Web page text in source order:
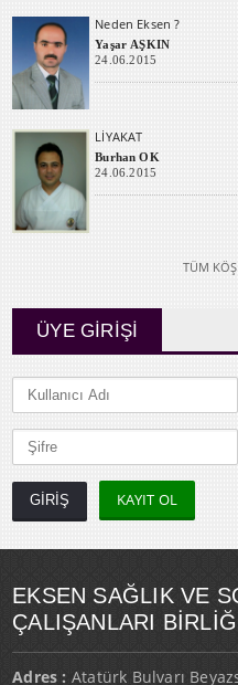
Neden Eksen ?
Yaşar AŞKIN
24.06.2015
LİYAKAT
Burhan OK
24.06.2015
TÜM
ÜYE GİRİŞİ
KAYIT OL
EKSEN SAĞLIK VE
ÇALIŞANLARI
Adres : Atatürk Bulvarı